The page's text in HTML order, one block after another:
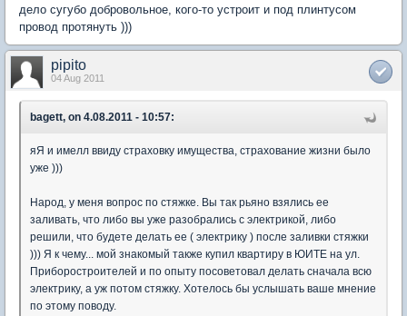
дело сугубо добровольное, кого-то устроит и под плинтусом
провод протянуть )))
pipito
04 Aug 2011
bagett, on 4.08.2011 - 10:57:
яЯ и имелл ввиду страховку имущества, страхование жизни было
уже )))
Народ, у меня вопрос по стяжке. Вы так рьяно взялись ее
заливать, что либо вы уже разобрались с электрикой, либо
решили, что будете делать ее ( электрику ) после заливки стяжки
))) Я к чему... мой знакомый также купил квартиру в ЮИТЕ на ул.
Приборостроителей и по опыту посоветовал делать сначала всю
электрику, а уж потом стяжку. Хотелось бы услышать ваше мнение
по этому поводу.